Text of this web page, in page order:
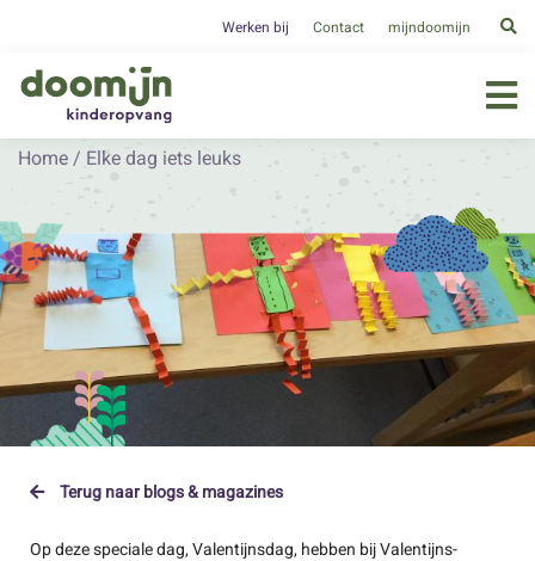
Werken bij Contact mijndoomijn
Home / Elke dag iets leuks
Terug naar blogs & magazines
Op deze speciale dag, Valentijnsdag, hebben bij Valentijns-